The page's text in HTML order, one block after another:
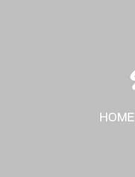
HOME